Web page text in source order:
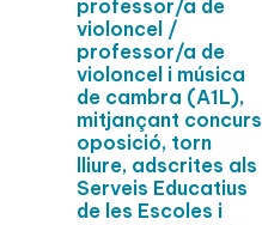
professor/a de
violoncel /
professor/a de
violoncel i música
de cambra (A1L),
mitjançant concurs
oposició, torn
lliure, adscrites als
Serveis Educatius
de les Escoles i